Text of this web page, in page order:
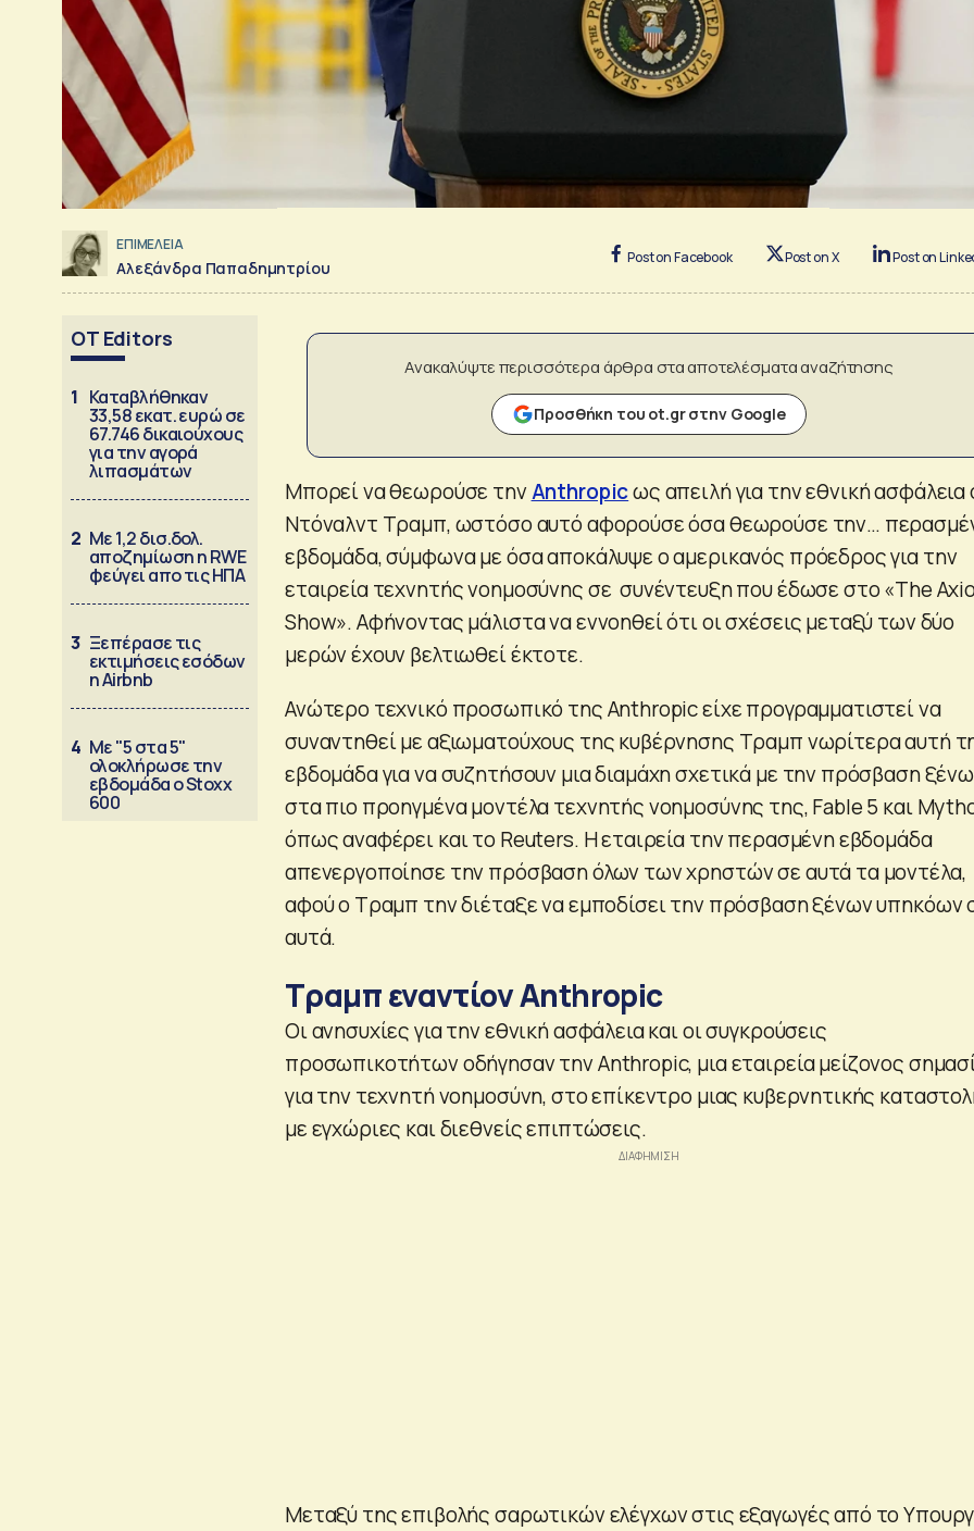
ΕΠΙΜΕΛΕΙΑ
Αλεξάνδρα Παπαδημητρίου
Post on Facebook Post on X Post on
OT Editors
1 Καταβλήθηκαν
33,58 εκατ. ευρώ σε
67.746 δικαιούχους
για την αγορά
λιπασμάτων
2 Με 1,2 δισ.δολ.
αποζημίωση η RWE
φεύγει απο τις ΗΠΑ
3 Ξεπέρασε τις
εκτιμήσεις εσόδων
η Airbnb
4 Με "5 στα 5"
ολοκλήρωσε την
εβδομάδα ο Stoxx
600
Ανακαλύψτε περισσότερα άρθρα στα αποτελέσματα αναζήτησης
Προσθήκη του ot.gr στην Google
Μπορεί να θεωρούσε τηνAnthropicως απειλή για την εθνική ασφάλεια
Ντόναλντ Τραμπ, ωστόσο αυτό αφορούσε όσα θεωρούσε την…
εβδομάδα, σύμφωνα με όσα αποκάλυψε ο αμερικανός πρόεδρος για την
εταιρεία τεχνητής νοημοσύνης σε συνέντευξη που έδωσε στο «The
Show». Αφήνοντας μάλιστα να εννοηθεί ότι οι σχέσεις μεταξύ των δύο
μερών έχουν βελτιωθεί έκτοτε.
Ανώτερο τεχνικό προσωπικό της Anthropic είχε προγραμματιστεί να
συναντηθεί με αξιωματούχους της κυβέρνησης Τραμπ νωρίτερα αυτή
εβδομάδα για να συζητήσουν μια διαμάχη σχετικά με την πρόσβαση
στα πιο προηγμένα μοντέλα τεχνητής νοημοσύνης της, Fable 5 και
όπως αναφέρει και το Reuters. Η εταιρεία την περασμένη εβδομάδα
απενεργοποίησε την πρόσβαση όλων των χρηστών σε αυτά τα μοντέλα,
αφού ο Τραμπ την διέταξε να εμποδίσει την πρόσβαση ξένων υπηκόων
αυτά.
Τραμπ εναντίον Anthropic
Οι ανησυχίες για την εθνική ασφάλεια και οι συγκρούσεις
προσωπικοτήτων οδήγησαν την Anthropic, μια εταιρεία μείζονος
για την τεχνητή νοημοσύνη, στο επίκεντρο μιας κυβερνητικής
με εγχώριες και διεθνείς επιπτώσεις.
Μεταξύ της επιβολής σαρωτικών ελέγχων στις εξαγωγές από το